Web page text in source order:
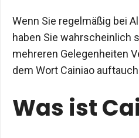
Wenn Sie regelmäßig bei
haben Sie wahrscheinlich
mehreren Gelegenheiten
dem Wort Cainiao
Was ist